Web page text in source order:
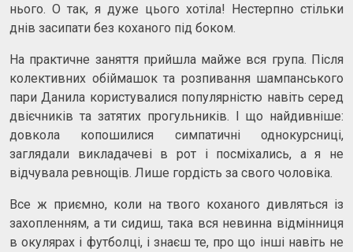
нього. О так, я дуже цього хотіла! Нестерпно стільки
днів засипати без коханого під боком.
На практичне заняття прийшла майже вся група. Після
колективних обіймашок та розпивання шампанського
пари Данила користувалися популярністю навіть серед
двієчників та затятих прогульників. І що найдивніше:
довкола копошилися симпатичні однокурсниці,
заглядали викладачеві в рот і посміхались, а я не
відчувала ревнощів. Лише гордість за свого чоловіка.
Все ж приємно, коли на твого коханого дивляться із
захопленням, а ти сидиш, така вся невинна відмінниця
в окулярах і футболці, і знаєш те, про що інші навіть не